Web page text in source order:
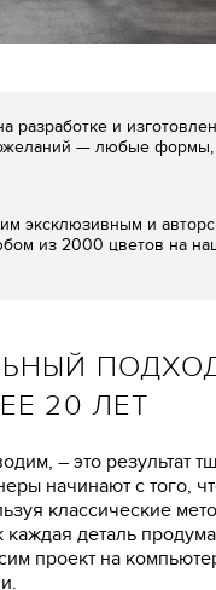
разработке и
— любые формы,
эксклюзивным и
из 2000 цветов на
20 ЛЕТ
– это результат
начинают с того,
классические
каждая деталь
проект на